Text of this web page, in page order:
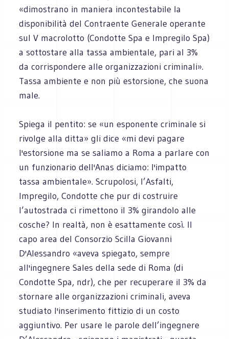
«dimostrano in maniera incontestabile la
disponibilità del Contraente Generale operante
sul V macrolotto (Condotte Spa e Impregilo Spa)
a sottostare alla tassa ambientale, pari al 3%
da corrispondere alle organizzazioni criminali».
Tassa ambiente e non più estorsione, che suona
male.
Spiega il pentito: se «un esponente criminale si
rivolge alla ditta» gli dice «mi devi pagare
l'estorsione ma se saliamo a Roma a parlare con
un funzionario dell'Anas diciamo: l'impatto
tassa ambientale». Scrupolosi, l’Asfalti,
Impregilo, Condotte che pur di costruire
l’autostrada ci rimettono il 3% girandolo alle
cosche? In realtà, non è esattamente così. Il
capo area del Consorzio Scilla Giovanni
D'Alessandro «aveva spiegato, sempre
all'ingegnere Sales della sede di Roma (di
Condotte Spa, ndr), che per recuperare il 3% da
stornare alle organizzazioni criminali, aveva
studiato l'inserimento fittizio di un costo
aggiuntivo. Per usare le parole dell’ingegnere